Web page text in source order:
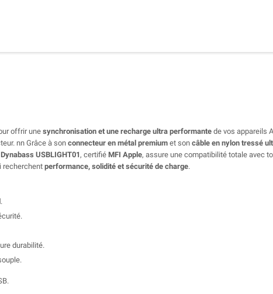
offrir une synchronisation et une recharge ultra performante de vos appareils
nn Grâce à son connecteur en métal premium et son câble en nylon tressé
Dynabass USBLIGHT01, certifié MFI Apple, assure une compatibilité totale avec
recherchent performance, solidité et sécurité de charge.
.
durabilité.